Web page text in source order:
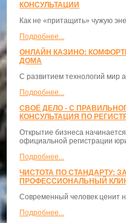
КОНСУЛЬТАЦИИ
Как не «притащить» чужую
Подробнее...
ОНЛАЙН КАЗИНО:
ДОМА
С развитием технологий мир
Подробнее...
СВОЁ ДЕЛО - С
КОНСУЛЬТАЦИЯ ПО
Открытие бизнеса
официальной регистрации
Подробнее...
ЧИСТОТА ПО СТАНДАРТУ:
ПРОФЕССИОНАЛЬНЫЙ
Современный человек ценит
Подробнее...